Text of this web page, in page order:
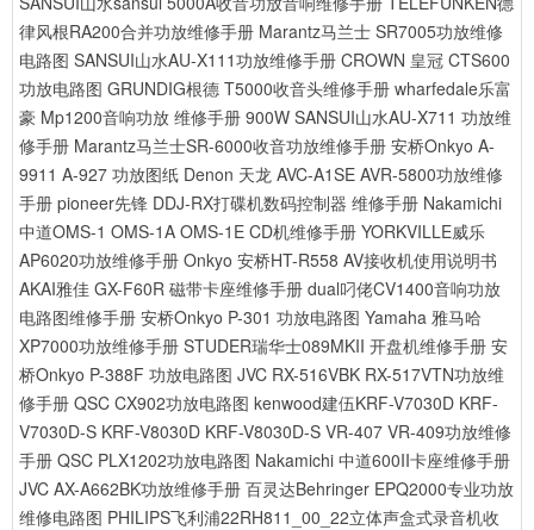
律风根RA200合并功放维修手册 Marantz马兰士 SR7005功放维修
电路图 SANSUI山水AU-X111功放维修手册 CROWN 皇冠 CTS600
功放电路图 GRUNDIG根德 T5000收音头维修手册 wharfedale乐富
豪 Mp1200音响功放 维修手册 900W SANSUI山水AU-X711 功放维
修手册 Marantz马兰士SR-6000收音功放维修手册 安桥Onkyo A-
9911 A-927 功放图纸 Denon 天龙 AVC-A1SE AVR-5800功放维修
手册 pioneer先锋 DDJ-RX打碟机数码控制器 维修手册 Nakamichi
中道OMS-1 OMS-1A OMS-1E CD机维修手册 YORKVILLE威乐
AP6020功放维修手册 Onkyo 安桥HT-R558 AV接收机使用说明书
AKAI雅佳 GX-F60R 磁带卡座维修手册 dual叼佬CV1400音响功放
电路图维修手册 安桥Onkyo P-301 功放电路图 Yamaha 雅马哈
XP7000功放维修手册 STUDER瑞华士089MKII 开盘机维修手册 安
桥Onkyo P-388F 功放电路图 JVC RX-516VBK RX-517VTN功放维
修手册 QSC CX902功放电路图 kenwood建伍KRF-V7030D KRF-
V7030D-S KRF-V8030D KRF-V8030D-S VR-407 VR-409功放维修
手册 QSC PLX1202功放电路图 Nakamichi 中道600II卡座维修手册
JVC AX-A662BK功放维修手册 百灵达Behringer EPQ2000专业功放
维修电路图 PHILIPS飞利浦22RH811_00_22立体声盒式录音机收